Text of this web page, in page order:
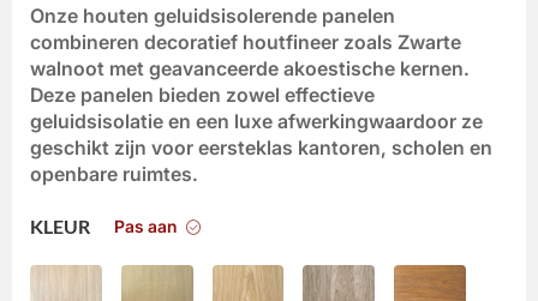
Onze houten geluidsisolerende panelen
combineren decoratief houtfineer zoals Zwarte
walnoot met geavanceerde akoestische kernen.
Deze panelen bieden zowel effectieve
geluidsisolatieen een luxe afwerkingwaardoor ze
geschikt zijn voor eersteklas kantoren, scholen en
openbare ruimtes.
KLEUR Pas aan